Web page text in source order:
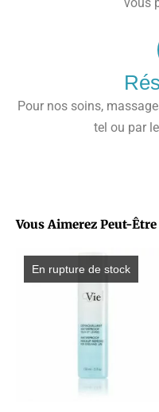
Vous Aimerez Peut-
En rupture de stock
Pour nos soins,
tel ou par